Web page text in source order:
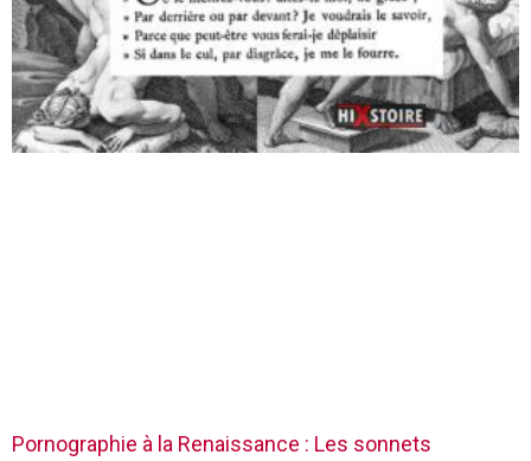
Pornographie à la Renaissance : Les sonnets